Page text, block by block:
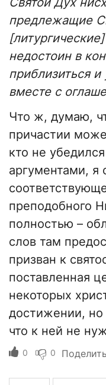
предлежащие
недостоин в
приблизиться и
вместе с
Что ж, думаю,
причастии
кто не
аргументами, я
преподобного
полностью –
слов там
призван к
поставленная
некоторых
достижении, но
что к ней не
0 0